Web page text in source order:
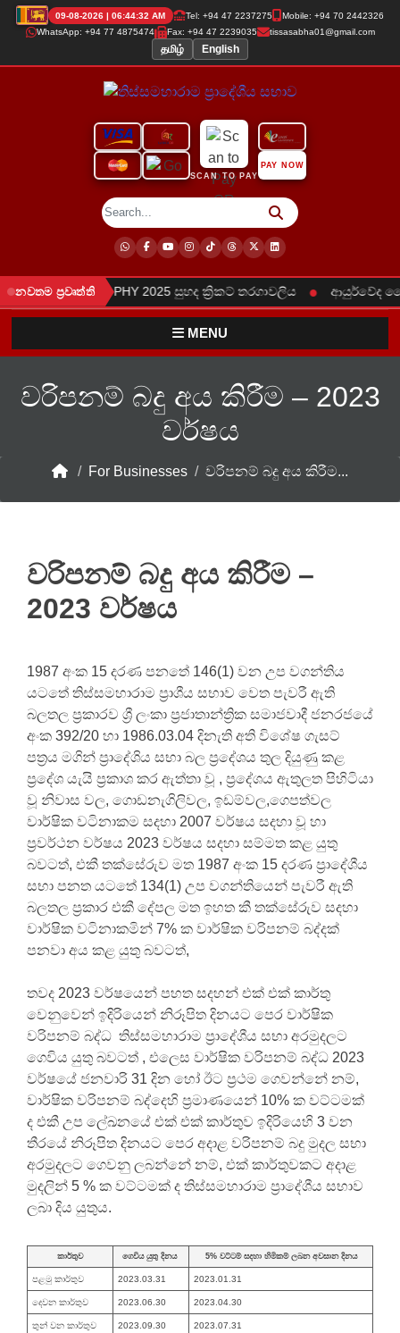
09-08-2026 | 06:44:32 AM Tel: +94 47 2237275
Mobile: +94 70 2442326
WhatsApp: +94 77 4875474
Fax: +94 47 2239035 tissasabha01@gmail.com
தமிழ் English
SCAN TO PAY
PAY NOW
නවතම ප්‍රවෘත්තිTROPHY 2025 සුහද ක්‍රිකට් තරගාවලිය ● ආයුර්වේද
MENU
වරිපනම් බදු අය කිරීම – 2023
වර්ෂය
/ For Businesses / වරිපනම් බදු අය කිරීම...
වරිපනම් බදු අය කිරීම –
2023 වර්ෂය
1987 අංක 15 දරණ පනතේ 146(1) වන උප වගන්තිය
යටතේ තිස්සමහාරාම ප්‍රාශීය සභාව වෙත පැවරී ඇති
බලතල ප්‍රකාරව ශ්‍රී ලංකා ප්‍රජාතාන්ත්‍රික සමාජවාදී ජනරජයේ
අංක 392/20 හා 1986.03.04 දිනැති අති විශේෂ ගැසට්
පත්‍රය මගින් ප්‍රාදේශිය සභා බල ප්‍රදේශය තුල දියුණු කළ
ප්‍රදේශ යැයි ප්‍රකාශ කර ඇත්තා වූ , ප්‍රදේශය ඇතුලත පිහිටියා
වූ නිවාස වල, ගොඩනැගිලිවල, ඉඩම්වල,ගෙපත්වල
වාර්ෂික වටිනාකම සදහා 2007 වර්ෂය සදහා වූ හා
ප්‍රවර්ථන වර්ෂය 2023 වර්ෂය සදහා සම්මත කළ යුතු
බවටත්, එකී තක්සේරුව මත 1987 අංක 15 දරණ ප්‍රාදේශීය
සභා පනත යටතේ 134(1) උප වගන්තියෙන් පැවරී ඇති
බලතල ප්‍රකාර එකී දේපල මත ඉහත කී තක්සේරුව සදහා
වාර්ෂික වටිනාකමින් 7% ක වාර්ෂික වරිපනම් බද්දක්
පනවා අය කළ යුතු බවටත්,
තවද 2023 වර්ෂයෙන් පහත සදහන් එක් එක් කාර්තු
වෙනුවෙන් ඉදිරියෙන් නිරූපිත දිනයට පෙර වාර්ෂික
වරිපනම් බද්ධ තිස්සමහාරාම ප්‍රාදේශීය සභා අරමුදලට
ගෙවිය යුතු බවටත් , එලෙස වාර්ෂික වරිපනම් බද්ධ 2023
වර්ෂයේ ජනවාරි 31 දින හෝ ඊට ප්‍රථම ගෙවන්නේ නම්,
වාර්ෂික වරිපනම් බද්දෙහි ප්‍රමාණයෙන් 10% ක වට්ටමක්
ද එකී උප ලේඛනයේ එක් එක් කාර්තුව ඉදිරියෙහි 3 වන
තීරයේ නිරූපිත දිනයට පෙර අදාළ වරිපනම් බදු මුදල සභා
අරමුදලට ගෙවනු ලබන්නේ නම්, එක් කාර්තුවකට අදාළ
මුදලින් 5 % ක වට්ටමක් ද තිස්සමහාරාම ප්‍රාදේශීය සභාව
ලබා දිය යුතුය.
කාර්තුව ගෙවිය යුතු දිනය 5% වට්ටම් සදහා හිමිකම් ලබන අවසාන දිනය
පළමු කාර්තුව 2023.03.31 2023.01.31
දෙවන කාර්තුව 2023.06.30 2023.04.30
තුන් වන කාර්තුව 2023.09.30 2023.07.31